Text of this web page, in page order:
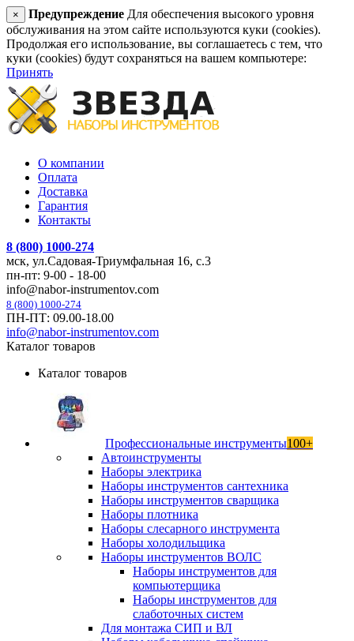
× Предупреждение Для обеспечения высокого уровня
обслуживания на этом сайте используются куки (cookies).
Продолжая его использование, вы соглашаетесь с тем, что
куки (cookies) будут сохраняться на вашем компьютере:
Принять
О компании
Оплата
Доставка
Гарантия
Контакты
8 (800) 1000-274
мск, ул.Садовая-Триумфальная 16, с.3
пн-пт: 9-00 - 18-00
info@nabor-instrumentov.com
8 (800) 1000-274
ПН-ПТ: 09.00-18.00
info@nabor-instrumentov.com
Каталог товаров
Каталог товаров
Профессиональные инструменты100+
Автоинструменты
Наборы электрика
Наборы инструментов сантехника
Наборы инструментов сварщика
Наборы плотника
Наборы слесарного инструмента
Наборы холодильщика
Наборы инструментов ВОЛС
Наборы инструментов для
компьютерщика
Наборы инструментов для
слаботочных систем
Для монтажа СИП и ВЛ